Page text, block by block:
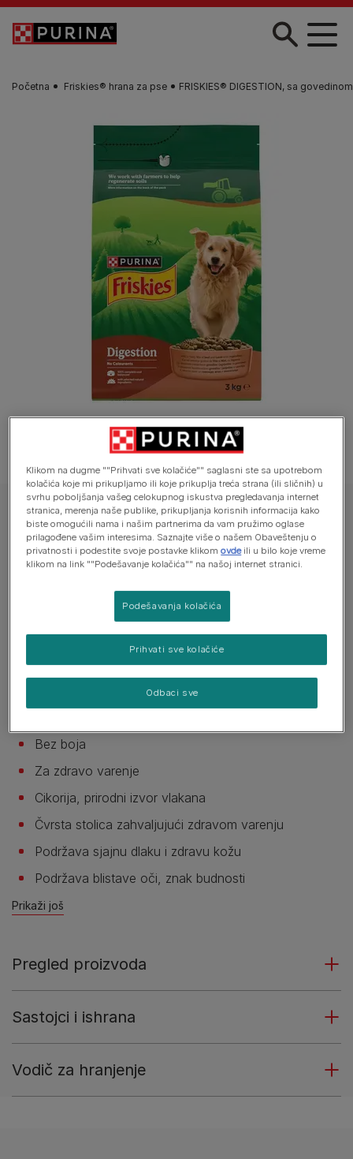
Skip to main content
Početna Friskies® hrana za pse​ FRISKIES® DIGESTION, sa
FRISKIES®, suva hrana za pse
FRISKIES® DIGESTION, sa govedinom,
jagnjetinom i cikorijom, suva hrana za pse
Još uvek nema glasova
Dostupne veličine: 3kg 9kg
Bez boja
Za zdravo varenje
Cikorija, prirodni izvor vlakana
Čvrsta stolica zahvaljujući zdravom varenju
Podržava sjajnu dlaku i zdravu kožu
Podržava blistave oči, znak budnosti
Prikaži još
Pregled proizvoda
Sastojci i ishrana
Vodič za hranjenje
Klikom na dugme ""Prihvati sve kolačiće"" saglasni ste sa upotrebom
kolačića koje mi prikupljamo ili koje prikuplja treća strana (ili sličnih) u
svrhu poboljšanja vašeg celokupnog iskustva pregledavanja internet
stranica, merenja naše publike, prikupljanja korisnih informacija kako
biste omogućili nama i našim partnerima da vam pružimo oglase
prilagođene vašim interesima. Saznajte više o našem Obaveštenju o
privatnosti i podestite svoje postavke klikomovdeili u bilo koje vreme
klikom na link ""Podešavanje kolačića"" na našoj internet stranici.
Podešavanja kolačića
Odbaci sve
Prihvati sve kolačiće